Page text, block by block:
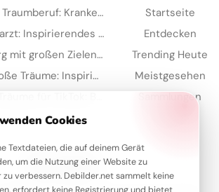
Cookies
Textdateien, die auf deinem Gerät
um die Nutzung einer Website zu
verbessern. Debilder.net sammelt keine
Entdecke deinen Traumberuf: Krankenpfleger-Inspiration für Instagram!
Traumberuf Zahnarzt: Inspirierendes Bild für WhatsApp-Schüler zum Start
Ein kleiner Chirurg mit großen Zielen: Witzige Schulstart-Grüße für WhatsApp!
Kleine Helden, große Träume: Inspirierende Arztbilder für WhatsApp.
Startseite
Entdecken
Trending Heute
Meistgesehen
Sammlungen
Über Debilder